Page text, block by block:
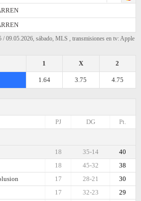
09.05.2026, sábado, MLS , transmisiones en tv: Apple
2
X
1
4.75
3.75
1.64
Pt.
DG
PJ
40
35-14
18
38
45-32
18
30
28-21
17
29
32-23
17